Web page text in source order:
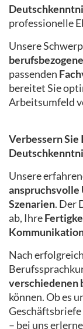
professionelle
Unsere
passenden
bereitet Sie
Arbeitsumfeld
Verbessern
Unsere
anspruchsvolle
Szenarien. Der
ab, Ihre
Nach
verschiedenen
können. Ob es
– bei uns